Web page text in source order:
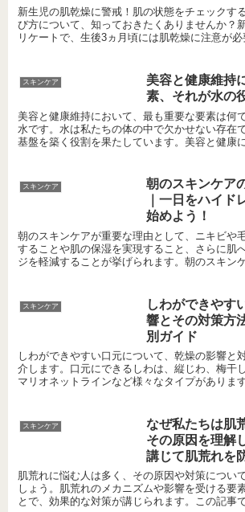
新生児の肌乾燥に警戒！肌の状態をチェックす
び方について、知っておきたくありませんか？
リケートで、生後3ヵ月頃には肌乾燥に注意が
スキンケア
美容と健康維持
素、それが水の
美容と健康維持において、最も重要な要素は何
水です。水は私たちの体の中で欠かせない存在
基盤を築く役割を果たしています。美容と健康
スキンケア
朝のスキンケア
｜一日をハイド
始めよう！
朝のスキンケアが重要な理由として、ニキビや
することや肌の保湿を実現すること、さらに肌
ジを軽減することが挙げられます。朝のスキン
スキンケア
しわができやす
響とその対策方
別ガイド
しわができやすい口元について、乾燥の影響と
介します。口元にできるしわは、縦じわ、梅干
マリオネットラインなど様々なタイプがありま
スキンケア
なぜ私たちは肌
その原因を理解
講じて肌荒れを
肌荒れに悩む人は多く、その原因や対策につい
しょう。肌荒れのメカニズムや影響を受ける要
とで、効果的な対策が講じられます。この記事